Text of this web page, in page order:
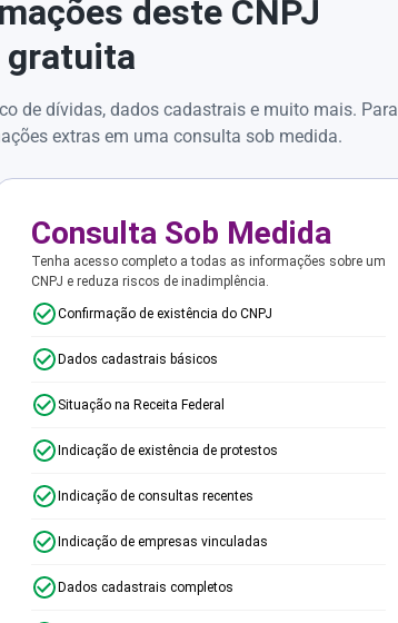
deste CNPJ
gratuita
de dívidas, dados cadastrais e muito mais. Para
extras em uma consulta sob medida.
Consulta Sob Medida
Tenha acesso completo a todas as informações sobre um
CNPJ e reduza riscos de inadimplência.
Confirmação de existência do CNPJ
Dados cadastrais básicos
Situação na Receita Federal
Indicação de existência de protestos
Indicação de consultas recentes
Indicação de empresas vinculadas
Dados cadastrais completos